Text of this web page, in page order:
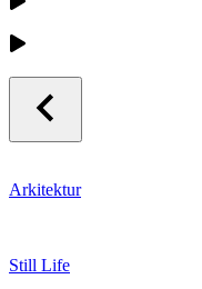
Arkitektur
Still Life